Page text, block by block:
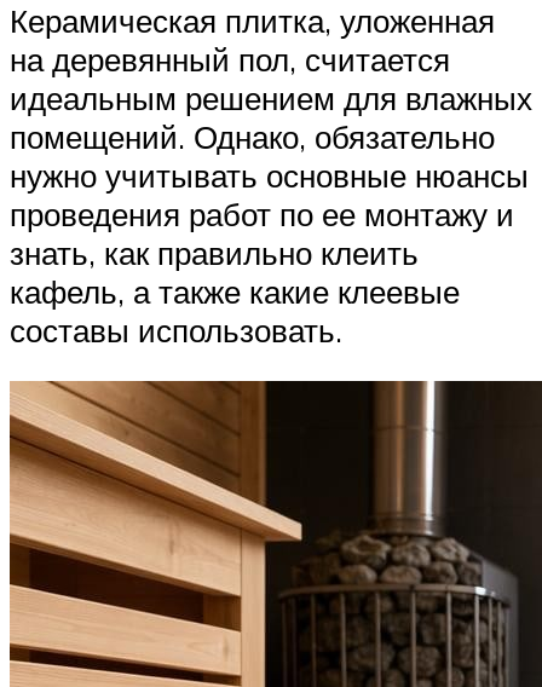
Керамическая плитка, уложенная
на деревянный пол, считается
идеальным решением для влажных
помещений. Однако, обязательно
нужно учитывать основные нюансы
проведения работ по ее монтажу и
знать, как правильно клеить
кафель, а также какие клеевые
составы использовать.